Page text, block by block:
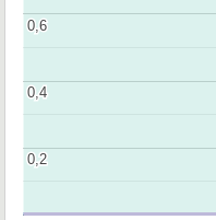
0,2
0,2
0,4
0,4
0,6
0,6